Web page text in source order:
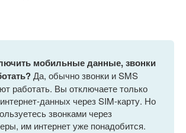
мобильные данные, звонки
Да, обычно звонки и SMS
работать. Вы отключаете только
данных через SIM-карту. Но
звонками через
им интернет уже понадобится.